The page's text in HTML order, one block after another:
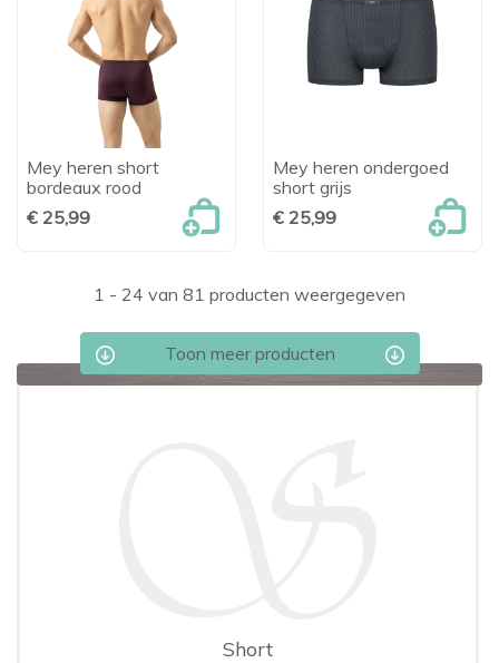
Short
Mey heren short
bordeaux rood
€ 25,99
Mey heren ondergoed
short grijs
€ 25,99
1 - 24 van 81 producten weergegeven
Toon meer producten